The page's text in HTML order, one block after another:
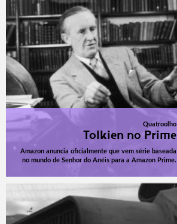
Quatroolho
Tolkien no Prime
Amazon anuncia oficialmente que vem série baseada
no mundo de Senhor do Anéis para a Amazon Prime.